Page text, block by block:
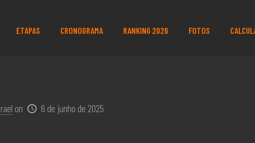
ETAPAS CRONOGRAMA RANKING 2026 FOTOS
on 6 de junho de 2025